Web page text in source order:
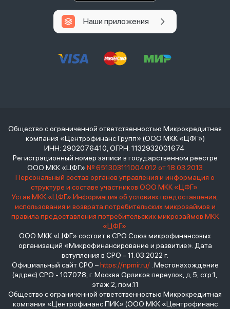
Наши приложения
Общество с ограниченной ответственностью Микрокредитная
компания «Центрофинанс Групп» (ООО МКК «ЦФГ»)
ИНН: 2902076410, ОГРН: 1132932001674
Регистрационный номер записи в государственном реестре
ООО МКК «ЦФГ» № 651303111004012 от 18.03.2013
Персональный состав органов управления и информация о
структуре и составе участников ООО МКК «ЦФГ»
Устав МКК «ЦФГ» Информация об условиях предоставления,
использования и возврата потребительских микрозаймов и
правила предоставления потребительских микрозаймов МКК
«ЦФГ»
ООО МКК «ЦФГ» состоит в СРО Союз микрофинансовых
организаций «Микрофинансирование и развитие». Дата
вступления в СРО – 11.03.2022 г.
Официальный сайт СРО –https://npmir.ru/. Местонахождение
(адрес) СРО - 107078, г. Москва Орликов переулок, д.5, стр.1,
этаж 2, пом.11
Общество с ограниченной ответственностью Микрокредитная
компания «Центрофинанс ПИК» (ООО МКК «Центрофинанс